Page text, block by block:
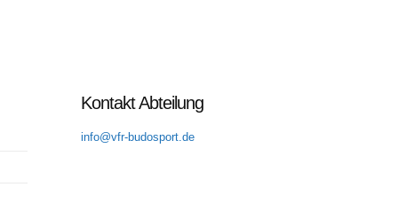
Kontakt Abteilung
info@vfr-budosport.de